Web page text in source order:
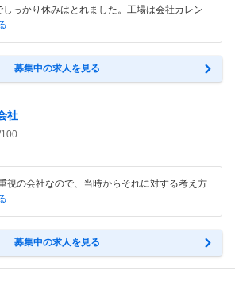
っかり休みはとれました。工場は会社カレン
募集中の求人を見る
社
視の会社なので、当時からそれに対する考え方
募集中の求人を見る